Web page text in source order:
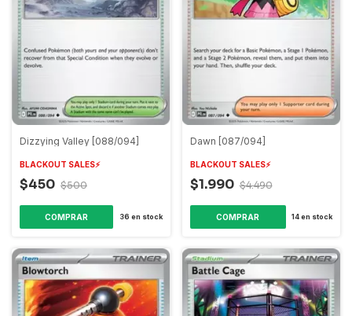
Dizzying Valley [088/094]
BLACKOUT SALES⚡️
$450 $500
COMPRAR 36 en stock
Dawn [087/094]
BLACKOUT SALES⚡️
$1.990 $4.490
COMPRAR 14en stock